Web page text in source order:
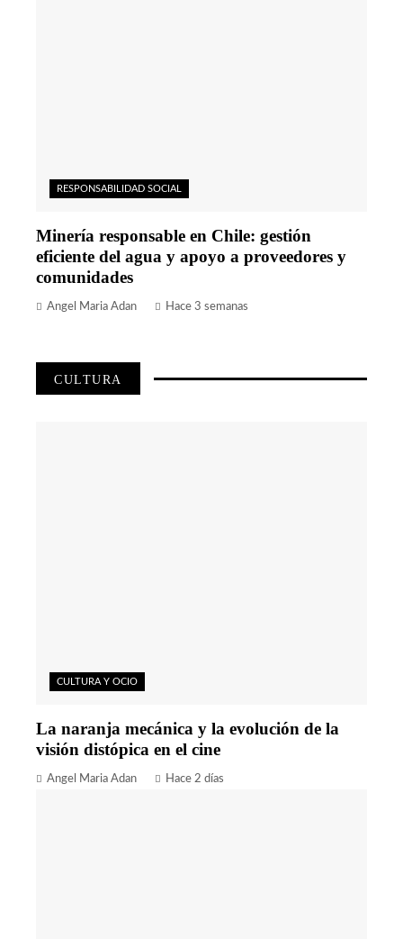
RESPONSABILIDAD SOCIAL
Minería responsable en Chile: gestión
eficiente del agua y apoyo a proveedores y
comunidades
Angel Maria Adan Hace 3 semanas
CULTURA
CULTURA Y OCIO
La naranja mecánica y la evolución de la
visión distópica en el cine
Angel Maria Adan Hace 2 días